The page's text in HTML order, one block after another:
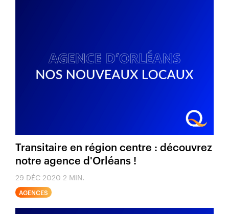
Transitaire en région centre : découvrez
notre agence d'Orléans !
29 DÉC 2020 2 MIN.
AGENCES